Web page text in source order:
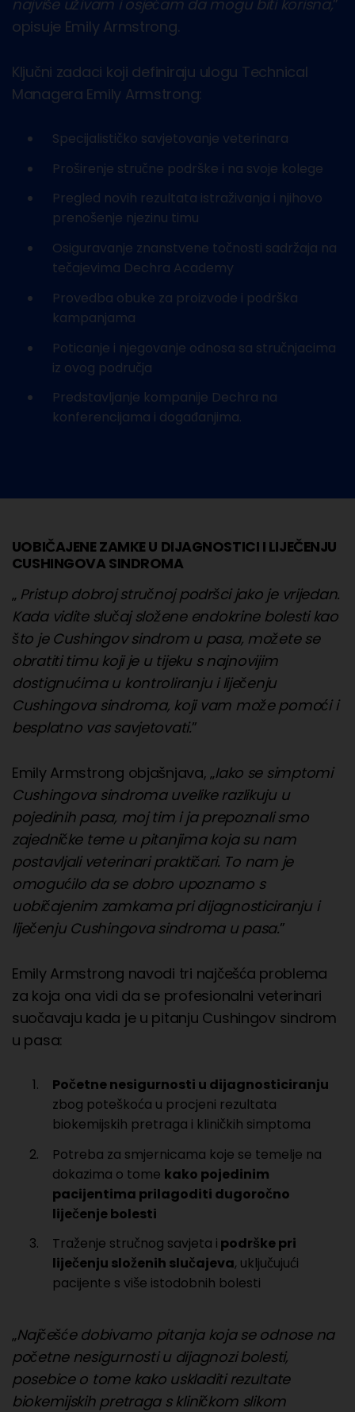
najviše uživam i osjećam da mogu biti korisna,”
opisuje Emily Armstrong.
Ključni zadaci koji definiraju ulogu Technical
Managera Emily Armstrong:
Specijalističko savjetovanje veterinara
Proširenje stručne podrške i na svoje kolege
Pregled novih rezultata istraživanja i njihovo
prenošenje njezinu timu
Osiguravanje znanstvene točnosti sadržaja na
tečajevima Dechra Academy
Provedba obuke za proizvode i podrška
kampanjama
Poticanje i njegovanje odnosa sa stručnjacima
iz ovog područja
Predstavljanje kompanije Dechra na
konferencijama i događanjima.
UOBIČAJENE ZAMKE U DIJAGNOSTICI I LIJEČENJU
CUSHINGOVA SINDROMA
„ Pristup dobroj stručnoj podršci jako je vrijedan.
Kada vidite slučaj složene endokrine bolesti kao
što je Cushingov sindrom u pasa, možete se
obratiti timu koji je u tijeku s najnovijim
dostignućima u kontroliranju i liječenju
Cushingova sindroma, koji vam može pomoći i
besplatno vas savjetovati.”
Emily Armstrong objašnjava, „Iako se simptomi
Cushingova sindroma uvelike razlikuju u
pojedinih pasa, moj tim i ja prepoznali smo
zajedničke teme u pitanjima koja su nam
postavljali veterinari praktičari. To nam je
omogućilo da se dobro upoznamo s
uobičajenim zamkama pri dijagnosticiranju i
liječenju Cushingova sindroma u pasa.”
Emily Armstrong navodi tri najčešća problema
za koja ona vidi da se profesionalni veterinari
suočavaju kada je u pitanju Cushingov sindrom
u pasa:
Početne nesigurnosti u dijagnosticiranju
zbog poteškoća u procjeni rezultata
biokemijskih pretraga i kliničkih simptoma
Potreba za smjernicama koje se temelje na
dokazima o tome kako pojedinim
pacijentima prilagoditi dugoročno
liječenje bolesti
Traženje stručnog savjeta i podrške pri
liječenju složenih slučajeva, uključujući
pacijente s više istodobnih bolesti
„Najčešće dobivamo pitanja koja se odnose na
početne nesigurnosti u dijagnozi bolesti,
posebice o tome kako uskladiti rezultate
biokemijskih pretraga s kliničkom slikom